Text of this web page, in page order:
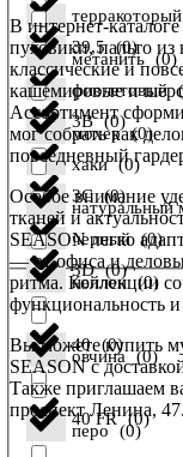
39,5 (0)
3B (0)
3C (0)
3D (0)
40 (0)
40 FR (0)
терракоторый
фиолетовый (
хаки (0)
черный (0)
метанить (0)
мохер (0)
натуральный
нейлон (0)
овчина (0)
перо (0)
В интернет-
пуховики, пальто
классические и
кашемировые и
Ассортимент
мог собрать как
повседневный
Особое внимание
тканей и
SEASON легко
— от офиса и
ритма. Коллекции
функциональность
Вы можете купить
SEASON с
Также приглашаем
проспект Ленина, 47.